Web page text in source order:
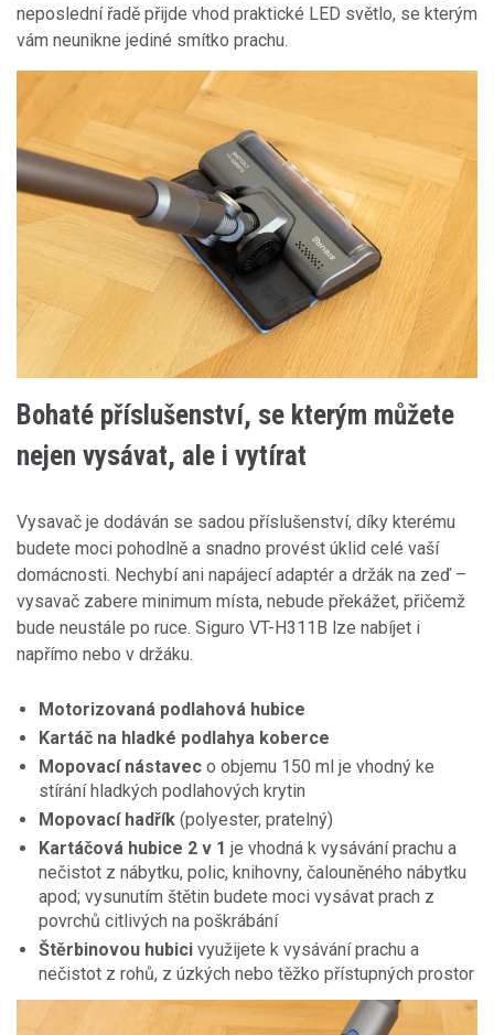
neposlední řadě přijde vhod praktické LED světlo, se kterým
vám neunikne jediné smítko prachu.
Bohaté příslušenství, se kterým můžete
nejen vysávat, ale i vytírat
Vysavač je dodáván se sadou příslušenství, díky kterému
budete moci pohodlně a snadno provést úklid celé vaší
domácnosti. Nechybí ani napájecí adaptér a držák na zeď –
vysavač zabere minimum místa, nebude překážet, přičemž
bude neustále po ruce. Siguro VT-H311B lze nabíjet i
napřímo nebo v držáku.
Motorizovaná podlahová hubice
Kartáč na hladké podlahya koberce
Mopovací nástavec o objemu 150 ml je vhodný ke
stírání hladkých podlahových krytin
Mopovací hadřík (polyester, pratelný)
Kartáčová hubice 2 v 1 je vhodná k vysávání prachu a
nečistot z nábytku, polic, knihovny, čalouněného nábytku
apod; vysunutím štětin budete moci vysávat prach z
povrchů citlivých na poškrábání
Štěrbinovou hubici využijete k vysávání prachu a
nečistot z rohů, z úzkých nebo těžko přístupných prostor